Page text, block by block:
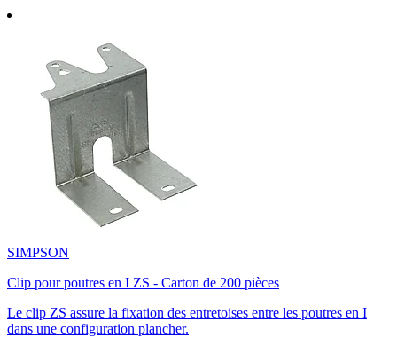
SIMPSON
Clip pour poutres en I ZS - Carton de 200 pièces
Le clip ZS assure la fixation des entretoises entre les poutres en I
dans une configuration plancher.